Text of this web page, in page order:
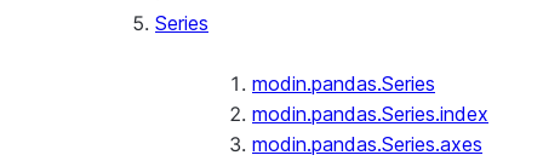
Series
modin.pandas.Series
modin.pandas.Series.index
modin.pandas.Series.axes